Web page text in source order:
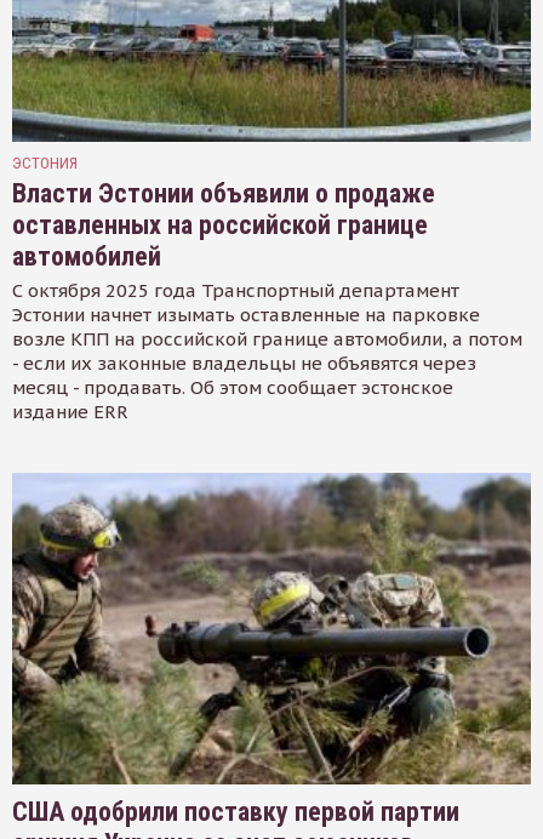
ЭСТОНИЯ
Власти Эстонии объявили о продаже
оставленных на российской границе
автомобилей
С октября 2025 года Транспортный департамент
Эстонии начнет изымать оставленные на парковке
возле КПП на российской границе автомобили, а потом
- если их законные владельцы не объявятся через
месяц - продавать. Об этом сообщает эстонское
издание ERR
США одобрили поставку первой партии